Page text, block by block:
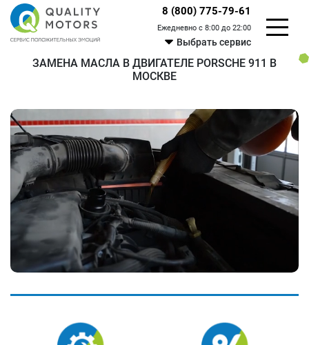
8 (800) 775-79-61
Ежедневно с 8:00 до 22:00
Выбрать сервис
ЗАМЕНА МАСЛА В ДВИГАТЕЛЕ PORSCHE 911 В
МОСКВЕ